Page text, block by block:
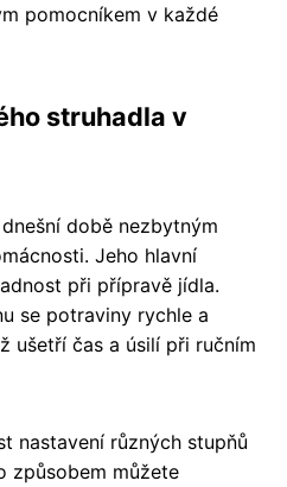
pomocníkem v každé
struhadla v
době nezbytným
Jeho hlavní
při přípravě jídla.
se potraviny rychle a
ušetří čas a úsilí při ručním
nastavení různých stupňů
způsobem můžete